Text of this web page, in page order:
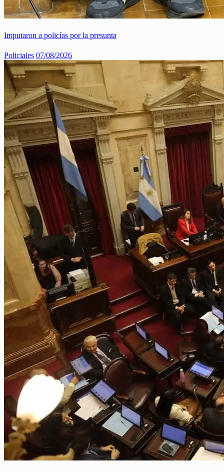
Imputaron a policías por la presunta
Policiales 07/08/2026